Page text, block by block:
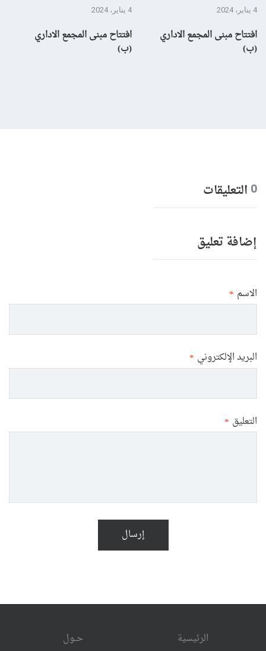
4 يناير، 2024
افتتاح مبنى المجمع الاداري
(ب)
4 يناير، 2024
افتتاح مبنى المجمع الاداري
(ب)
0 التعليقات
إضافة تعليق
الاسم *
البريد الإلكتروني *
التعليق *
إرسال
الرئيسية حــول